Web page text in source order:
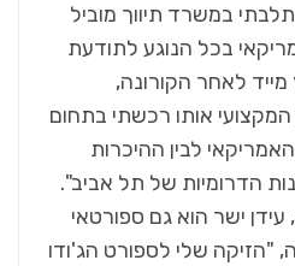
במשרד תיווך מוביל
בכל הנוגע לתודעת
לאחר הקורונה,
אותו רכשתי בתחום
לבין ההיכרות
הדרומיות של תל אביב".
עידן ישר הוא גם ספורטאי
"הזיקה שלי לספורט הג'ודו